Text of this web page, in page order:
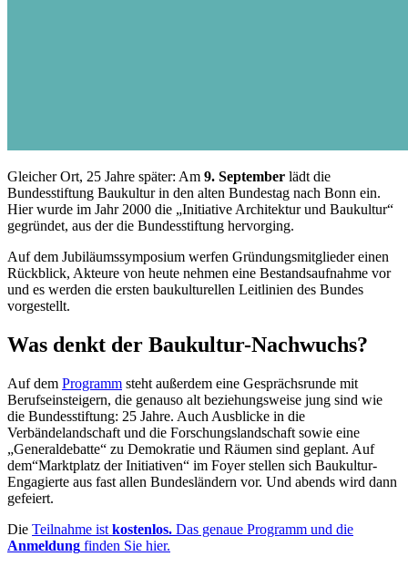
Gleicher Ort, 25 Jahre später: Am 9. September lädt die
Bundesstiftung Baukultur in den alten Bundestag nach Bonn ein.
Hier wurde im Jahr 2000 die „Initiative Architektur und Baukultur“
gegründet, aus der die Bundesstiftung hervorging.
Auf dem Jubiläumssymposium werfen Gründungsmitglieder einen
Rückblick, Akteure von heute nehmen eine Bestandsaufnahme vor
und es werden die ersten baukulturellen Leitlinien des Bundes
vorgestellt.
Was denkt der Baukultur-Nachwuchs?
Auf dem Programm steht außerdem eine Gesprächsrunde mit
Berufseinsteigern, die genauso alt beziehungsweise jung sind wie
die Bundesstiftung: 25 Jahre. Auch Ausblicke in die
Verbändelandschaft und die Forschungslandschaft sowie eine
„Generaldebatte“ zu Demokratie und Räumen sind geplant. Auf
dem“Marktplatz der Initiativen“ im Foyer stellen sich Baukultur-
Engagierte aus fast allen Bundesländern vor. Und abends wird dann
gefeiert.
Die Teilnahme ist kostenlos. Das genaue Programm und die
Anmeldung finden Sie hier.